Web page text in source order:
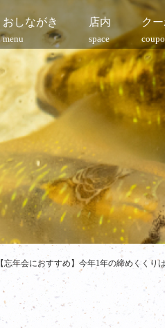
おしながき
menu
店内
space
ク
【忘年会におすすめ】今年1年の締めくく